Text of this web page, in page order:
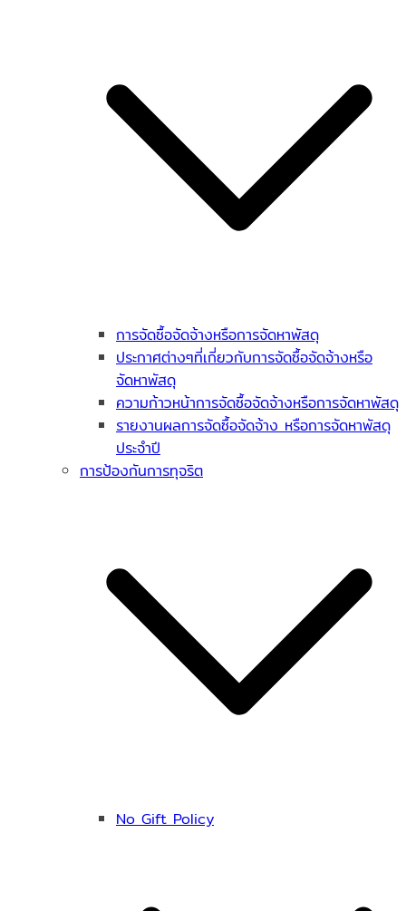
การจัดซื้อจัดจ้างหรือการจัดหาพัสดุ
ประกาศต่างๆที่เกี่ยวกับการจัดซื้อจัดจ้างหรือ
จัดหาพัสดุ
ความก้าวหน้าการจัดซื้อจัดจ้างหรือการจัดหาพัสดุ
รายงานผลการจัดซื้อจัดจ้าง หรือการจัดหาพัสดุ
ประจำปี
การป้องกันการทุจริต
No Gift Policy